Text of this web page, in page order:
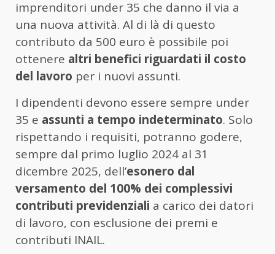
imprenditori under 35 che danno il via a
una nuova attività. Al di là di questo
contributo da 500 euro è possibile poi
ottenere altri benefici riguardati il costo
del lavoro per i nuovi assunti.
I dipendenti devono essere sempre under
35 e assunti a tempo indeterminato. Solo
rispettando i requisiti, potranno godere,
sempre dal primo luglio 2024 al 31
dicembre 2025, dell’esonero dal
versamento del 100% dei complessivi
contributi previdenziali a carico dei datori
di lavoro, con esclusione dei premi e
contributi INAIL.